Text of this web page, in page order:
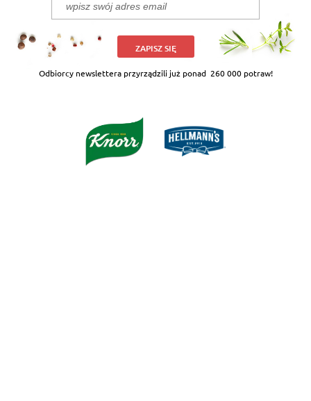
ZAPISZ SIĘ
Odbiorcy newslettera przyrządzili już ponad 260 000 potraw!